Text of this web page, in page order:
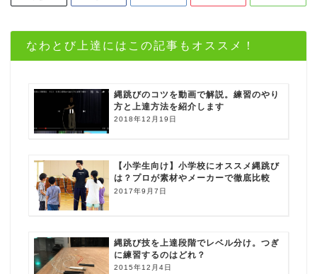
なわとび上達にはこの記事もオススメ！
縄跳びのコツを動画で解説。練習のやり
方と上達方法を紹介します
2018年12月19日
【小学生向け】小学校にオススメ縄跳び
は？プロが素材やメーカーで徹底比較
2017年9月7日
縄跳び技を上達段階でレベル分け。つぎ
に練習するのはどれ？
2015年12月4日